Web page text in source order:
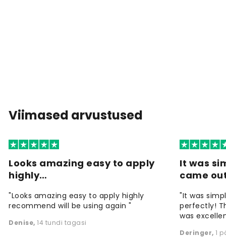
Viimased arvustused
Looks amazing easy to apply
highly…
"Looks amazing easy to apply highly
recommend will be using again "
Denise, 14 tundi tagasi
It was
came
"It was
perfectly!
was
Deringer, 1